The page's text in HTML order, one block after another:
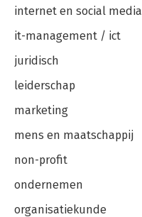
internet en social media
it-management / ict
juridisch
leiderschap
marketing
mens en maatschappij
non-profit
ondernemen
organisatiekunde